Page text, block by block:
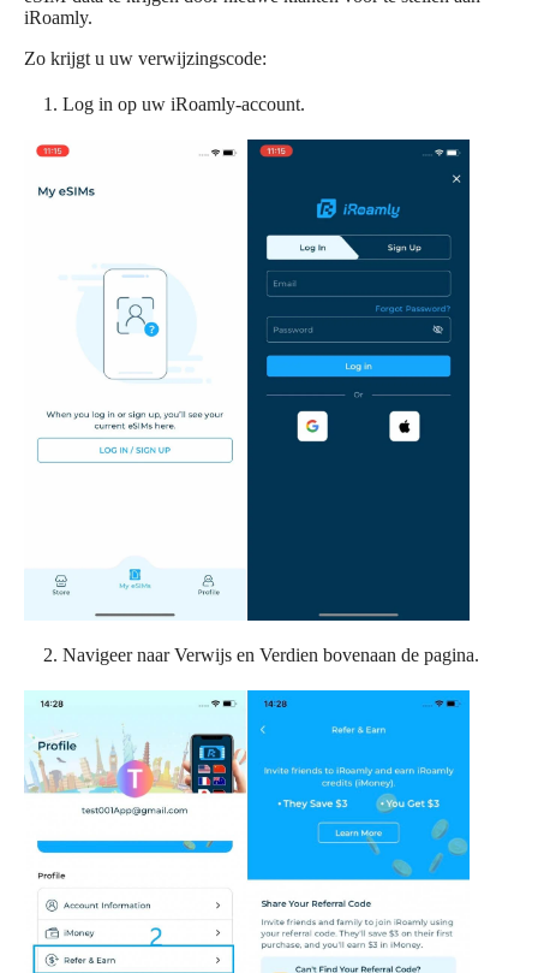
iRoamly.
Zo krijgt u uw verwijzingscode:
Log in op uw iRoamly-account.
Navigeer naar Verwijs en Verdien bovenaan de pagina.